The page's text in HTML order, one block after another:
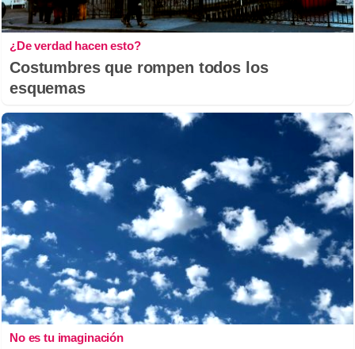
¿De verdad hacen esto?
Costumbres que rompen todos los
esquemas
No es tu imaginación